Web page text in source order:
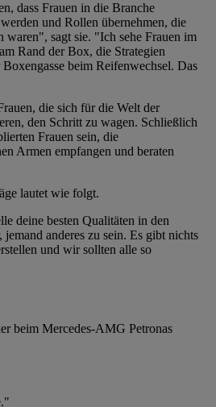
dass Frauen in die Branche
und Rollen übernehmen, die
waren", sagt sie. "Ich sehe Frauen im
Rand der Box, die Strategien
beim Reifenwechsel. Das
die sich für die Welt der
den Schritt zu wagen. Schließlich
Frauen sein, die
Armen empfangen und beraten
lautet wie folgt.
deine besten Qualitäten in den
anderes zu sein. Es gibt nichts
und wir sollten alle so
beim Mercedes-AMG Petronas